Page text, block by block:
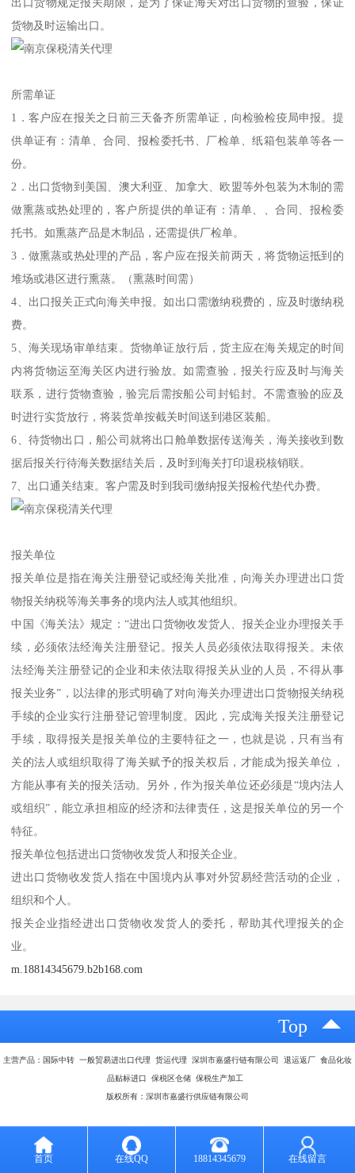
货物及时运输出口。
所需单证
1．客户应在报关之日前三天备齐所需单证，向检验检疫局申报。提
供单证有：清单、合同、报检委托书、厂检单、纸箱包装单等各一
份。
2．出口货物到美国、澳大利亚、加拿大、欧盟等外包装为木制的需
做熏蒸或热处理的，客户所提供的单证有：清单、、合同、报检委
托书。如熏蒸产品是木制品，还需提供厂检单。
3．做熏蒸或热处理的产品，客户应在报关前两天，将货物运抵到的
堆场或港区进行熏蒸。（熏蒸时间需）
4、出口报关正式向海关申报。如出口需缴纳税费的，应及时缴纳税
费。
5、海关现场审单结束。货物单证放行后，货主应在海关规定的时间
内将货物运至海关区内进行验放。如需查验，报关行应及时与海关
联系，进行货物查验，验完后需按船公司封铅封。不需查验的应及
时进行实货放行，将装货单按截关时间送到港区装船。
6、待货物出口，船公司就将出口舱单数据传送海关，海关接收到数
据后报关行待海关数据结关后，及时到海关打印退税核销联。
7、出口通关结束。客户需及时到我司缴纳报关报检代垫代办费。
报关单位
报关单位是指在海关注册登记或经海关批准，向海关办理进出口货
物报关纳税等海关事务的境内法人或其他组织。
中国《海关法》规定：“进出口货物收发货人、报关企业办理报关手
续，必须依法经海关注册登记。报关人员必须依法取得报关。未依
法经海关注册登记的企业和未依法取得报关从业的人员，不得从事
报关业务”，以法律的形式明确了对向海关办理进出口货物报关纳税
手续的企业实行注册登记管理制度。因此，完成海关报关注册登记
手续，取得报关是报关单位的主要特征之一，也就是说，只有当有
关的法人或组织取得了海关赋予的报关权后，才能成为报关单位，
方能从事有关的报关活动。另外，作为报关单位还必须是“境内法人
或组织”，能立承担相应的经济和法律责任，这是报关单位的另一个
特征。
报关单位包括进出口货物收发货人和报关企业。
进出口货物收发货人指在中国境内从事对外贸易经营活动的企业，
组织和个人。
报关企业指经进出口货物收发货人的委托，帮助其代理报关的企
业。
m.18814345679.b2b168.com
Top
主营产品：国际中转 一般贸易进出口代理 货运代理 深圳市嘉盛行链有限公司 退运返厂 食品化妆
品贴标进口 保税区仓储 保税生产加工
版权所有：深圳市嘉盛行供应链有限公司
首页 在线QQ 18814345679 在线留言